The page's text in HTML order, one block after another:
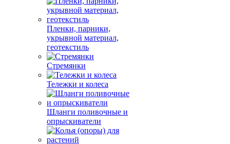
Пленки, парники,
укрывной материал,
геотекстиль
Стремянки
Тележки и колеса
Шланги поливочные и
опрыскиватели